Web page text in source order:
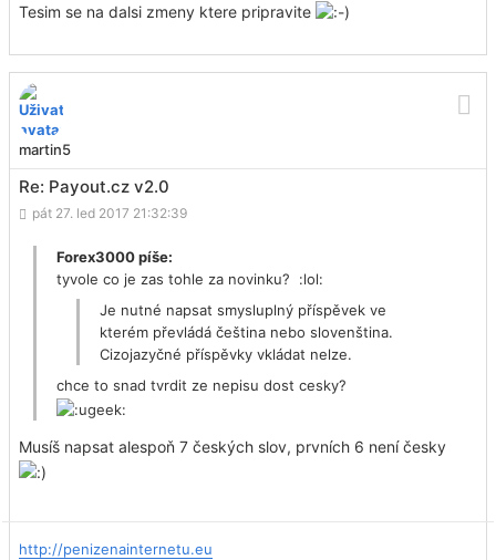
Tesim se na dalsi zmeny ktere pripravite
martin5
Re: Payout.cz v2.0
pát 27. led 2017 21:32:39
Forex3000 píše:
tyvole co je zas tohle za novinku? :lol:
Je nutné napsat smysluplný příspěvek ve
kterém převládá čeština nebo slovenština.
Cizojazyčné příspěvky vkládat nelze.
chce to snad tvrdit ze nepisu dost cesky?
Musíš napsat alespoň 7 českých slov, prvních 6 není česky
http://penizenainternetu.eu